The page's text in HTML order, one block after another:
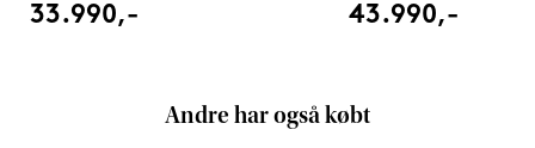
33.990,- 43.990,-
Andre har også købt